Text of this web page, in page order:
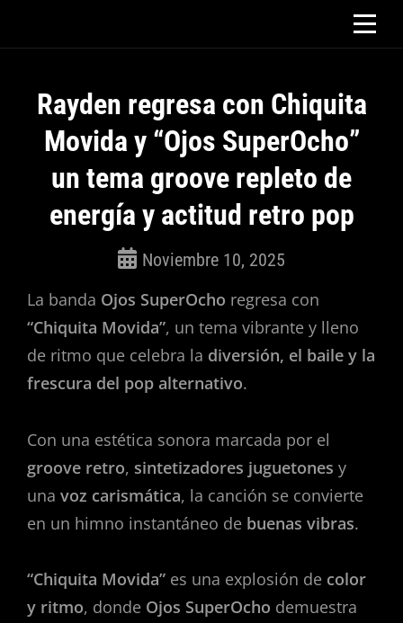
Rayden regresa con Chiquita
Movida y “Ojos SuperOcho”
un tema groove repleto de
energía y actitud retro pop
(Isabella)
Noviembre 10, 2025
La banda Ojos SuperOcho regresa con
“Chiquita Movida”, un tema vibrante y lleno
de ritmo que celebra la diversión, el baile y la
frescura del pop alternativo.
Con una estética sonora marcada por el
groove retro, sintetizadores juguetones y
una voz carismática, la canción se convierte
en un himno instantáneo de buenas vibras.
“Chiquita Movida” es una explosión de color
y ritmo, donde Ojos SuperOcho demuestra